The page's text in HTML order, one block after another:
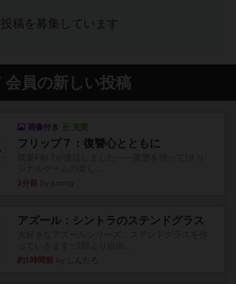
投稿を募集しています
会員の新しい投稿
画像付き 充実
フリップ７：復讐心とともに
3分前
アズール：シントラのステンドグラス
約1時間前